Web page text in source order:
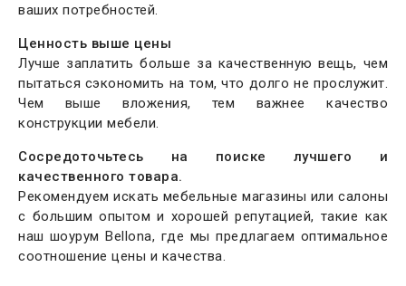
ваших потребностей.
Ценность выше цены
Лучше заплатить больше за качественную вещь, чем
пытаться сэкономить на том, что долго не прослужит.
Чем выше вложения, тем важнее качество
конструкции мебели.
Сосредоточьтесь на поиске лучшего и
качественного товара.
Рекомендуем искать мебельные магазины или салоны
с большим опытом и хорошей репутацией, такие как
наш шоурум Bellona, где мы предлагаем оптимальное
соотношение цены и качества.